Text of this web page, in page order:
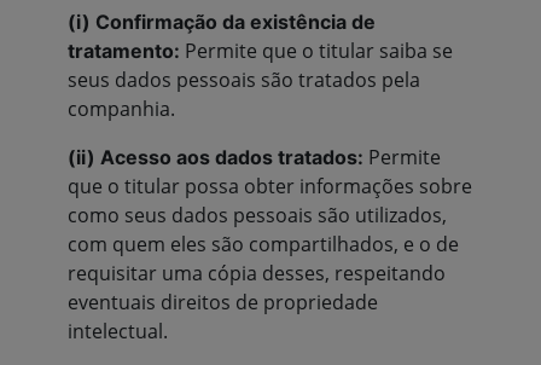
(i) Confirmação da existência de
tratamento: Permite que o titular saiba se
seus dados pessoais são tratados pela
companhia.
(ii) Acesso aos dados tratados: Permite
que o titular possa obter informações sobre
como seus dados pessoais são utilizados,
com quem eles são compartilhados, e o de
requisitar uma cópia desses, respeitando
eventuais direitos de propriedade
intelectual.